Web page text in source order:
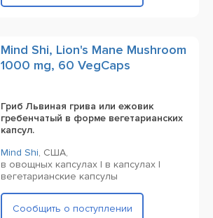
Mind Shi, Lion's Mane Mushroom
1000 mg, 60 VegCaps
Гриб Львиная грива или ежовик
гребенчатый в форме вегетарианских
капсул.
Mind Shi, США,
в овощных капсулах | в капсулах |
вегетарианские капсулы
Сообщить о поступлении